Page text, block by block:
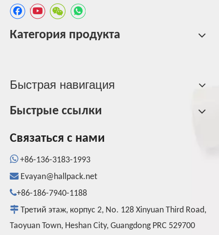
Категория продукта
Быстрая навигация
Быстрые ссылки
Связаться с нами
 +86-136-3183-1993
 Evayan@hallpack.net
+86-186-7940-1188
 Третий этаж, корпус 2, No. 128 Xinyuan Third Road,
Taoyuan Town, Heshan City, Guangdong PRC 529700